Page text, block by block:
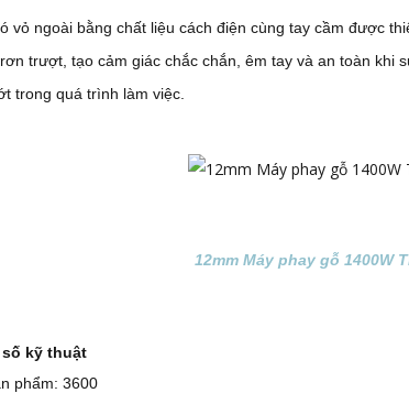
vỏ ngoài bằng chất liệu cách điện cùng tay cầm được
trượt, tạo cảm giác chắc chắn, êm tay và an toàn khi
trong quá trình làm việc.
12mm Máy phay gỗ 1400W
kỹ thuật
phẩm: 3600